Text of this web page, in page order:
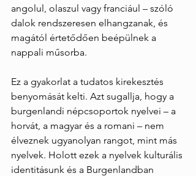
angolul, olaszul vagy franciául – szóló
dalok rendszeresen elhangzanak, és
magától értetődően beépülnek a
nappali műsorba.
Ez a gyakorlat a tudatos kirekesztés
benyomását kelti. Azt sugallja, hogy a
burgenlandi népcsoportok nyelvei – a
horvát, a magyar és a romani – nem
élveznek ugyanolyan rangot, mint más
nyelvek. Holott ezek a nyelvek kulturális
identitásunk és a Burgenlandban